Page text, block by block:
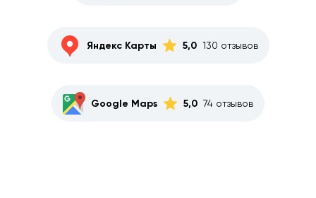
Яндекс Карты 5,0 130 отзывов
Google Maps 5,0 74 отзывов